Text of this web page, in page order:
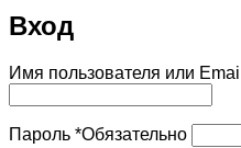
Вход
Имя пользователя или Email
Пароль *Обязательно